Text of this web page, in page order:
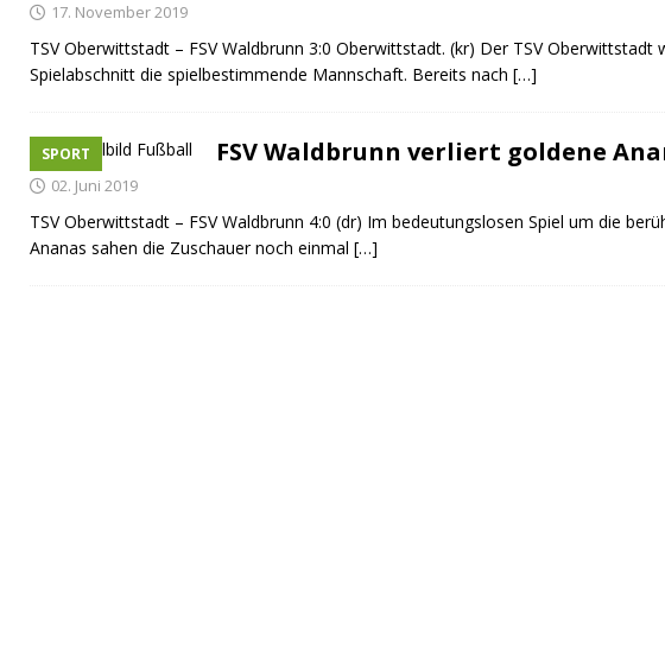
17. November 2019
TSV Oberwittstadt – FSV Waldbrunn 3:0 Oberwittstadt. (kr) Der TSV Oberwittstadt
Spielabschnitt die spielbestimmende Mannschaft. Bereits nach […]
SPORT FSV Waldbrunn verliert goldene
02. Juni 2019
TSV Oberwittstadt – FSV Waldbrunn 4:0 (dr) Im bedeutungslosen Spiel um die
Ananas sahen die Zuschauer noch einmal […]